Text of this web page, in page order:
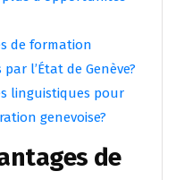
de formation
l’État de Genève?
linguistiques pour
genevoise?
de